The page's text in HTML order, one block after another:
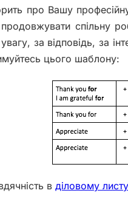
про Вашу
спільну
за відповідь, за
цього шаблону:
в діловому